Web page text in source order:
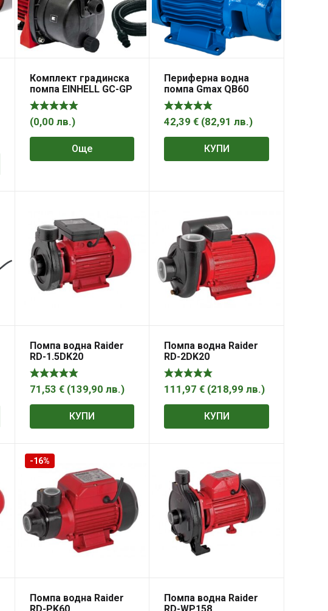
Комплект градинска
помпа EINHELL GC-GP
6538 + смукателен
маркуч с клапан 7m
(0,00 лв.)
Още
Периферна водна
помпа Gmax QB60
42,39€ (82,91лв.)
КУПИ
Помпа водна Raider
RD-1.5DK20
71,53 € (139,90 лв.)
КУПИ
Помпа водна Raider
RD-2DK20
111,97€ (218,99лв.)
КУПИ
-16%
Помпа водна Raider
Помпа водна Raider